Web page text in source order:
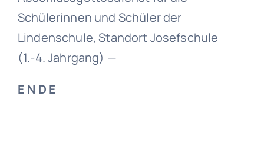
Schülerinnen und Schüler der
Lindenschule, Standort Josefschule
(1.-4. Jahrgang) —
E N D E